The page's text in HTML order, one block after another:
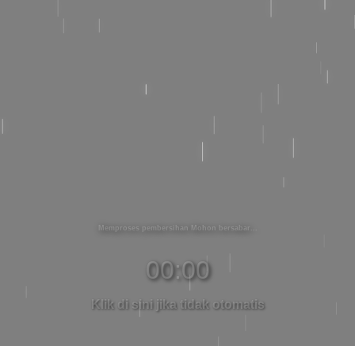
Memproses pembersihan Mohon bersabar
00:00
Klik di sini jika tidak otomatis